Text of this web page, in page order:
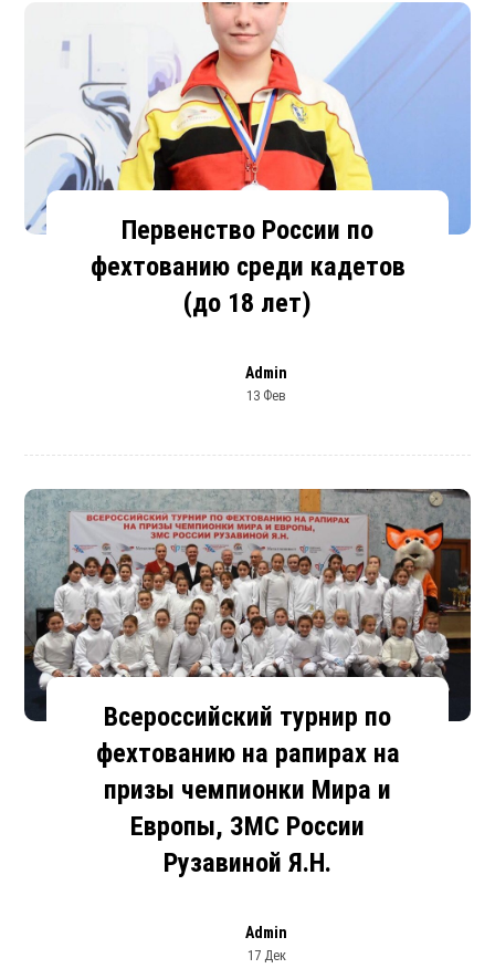
Первенство России по
фехтованию среди кадетов
(до 18 лет)
Admin
13 Фев
Всероссийский турнир по
фехтованию на рапирах на
призы чемпионки Мира и
Европы, ЗМС России
Рузавиной Я.Н.
Admin
17 Дек